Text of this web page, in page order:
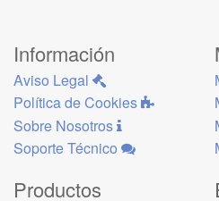
Información
Aviso Legal
Política de Cookies
Sobre Nosotros
Soporte Técnico
Productos